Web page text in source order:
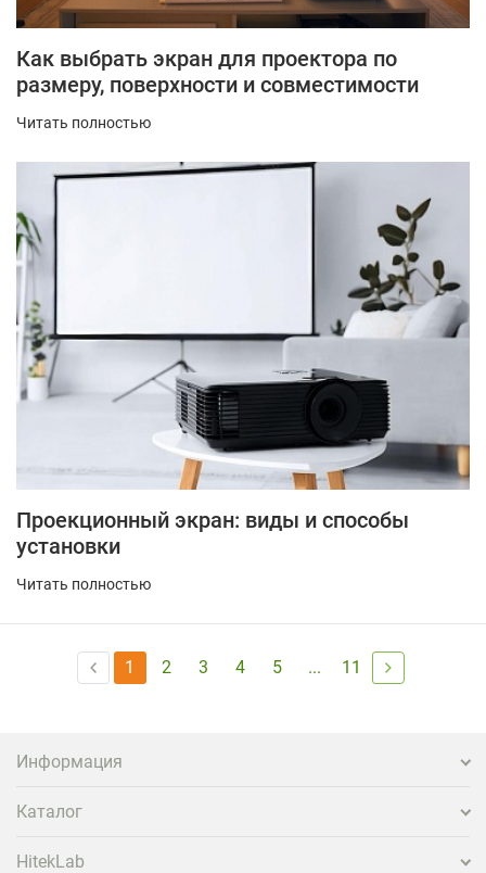
Как выбрать экран для проектора по
размеру, поверхности и совместимости
Читать полностью
Проекционный экран: виды и способы
установки
Читать полностью
1 2 3 4 5 ... 11
Информация
Каталог
HitekLab